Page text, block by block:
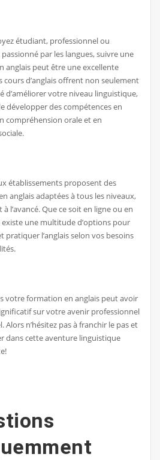
étudiant, professionnel ou
par les langues, suivre une
anglais peut être une excellente
cours d’anglais offrent non seulement
d’améliorer votre niveau linguistique,
développer des compétences en
compréhension orale et en
établissements proposent des
anglais adaptées à tous les niveaux,
l’avancé. Que ce soit en ligne ou en
existe une multitude d’options pour
pratiquer l’anglais selon vos besoins
votre formation en anglais peut avoir
sur votre avenir professionnel
Alors n’hésitez pas à franchir le pas et
dans cette aventure linguistique